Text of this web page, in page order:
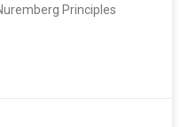
Principles